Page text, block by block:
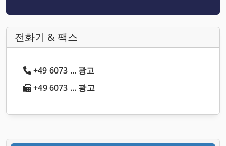
전화기 & 팩스
+49 6073 ... 광고
+49 6073 ... 광고